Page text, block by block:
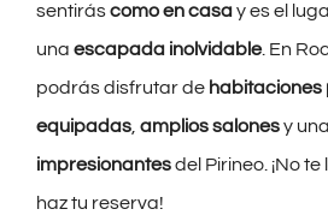
sentiráscomo en casay es el
una escapada inolvidable. En
podrás disfrutar de
equipadas, amplios salonesy
impresionantesdel Pirineo. ¡No
haz tu reserva!